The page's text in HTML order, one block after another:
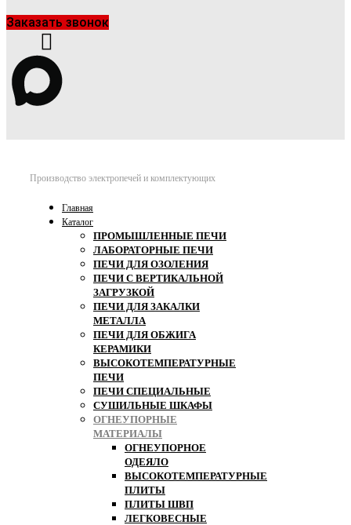
Заказать звонок
Производство электропечей и комплектующих
Главная
Каталог
ПРОМЫШЛЕННЫЕ ПЕЧИ
ЛАБОРАТОРНЫЕ ПЕЧИ
ПЕЧИ ДЛЯ ОЗОЛЕНИЯ
ПЕЧИ С ВЕРТИКАЛЬНОЙ
ЗАГРУЗКОЙ
ПЕЧИ ДЛЯ ЗАКАЛКИ
МЕТАЛЛА
ПЕЧИ ДЛЯ ОБЖИГА
КЕРАМИКИ
ВЫСОКОТЕМПЕРАТУРНЫЕ
ПЕЧИ
ПЕЧИ СПЕЦИАЛЬНЫЕ
СУШИЛЬНЫЕ ШКАФЫ
ОГНЕУПОРНЫЕ
МАТЕРИАЛЫ
ОГНЕУПОРНОЕ
ОДЕЯЛО
ВЫСОКОТЕМПЕРАТУРНЫЕ
ПЛИТЫ
ПЛИТЫ ШВП
ЛЕГКОВЕСНЫЕ